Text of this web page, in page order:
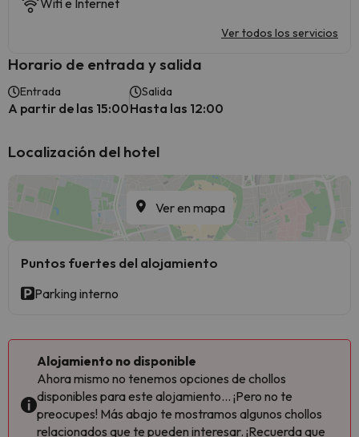
Wifi e Internet
Ver todos los servicios
Horario de entrada y salida
Entrada
A partir de las 15:00
Salida
Hasta las 12:00
Localización del hotel
Ver en mapa
Puntos fuertes del alojamiento
Parking interno
Alojamiento no disponible
Ahora mismo no tenemos opciones de chollos
disponibles para este alojamiento... ¡Pero no te
preocupes! Más abajo te mostramos algunos chollos
relacionados que te pueden interesar. ¡Recuerda que